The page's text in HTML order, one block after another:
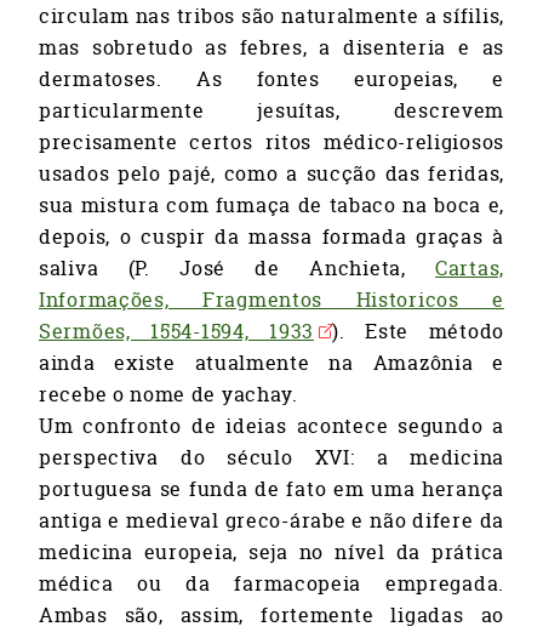
circulam nas tribos são naturalmente a sífilis,
mas sobretudo as febres, a disenteria e as
dermatoses. As fontes europeias, e
particularmente jesuítas, descrevem
precisamente certos ritos médico-religiosos
usados pelo pajé, como a sucção das feridas,
sua mistura com fumaça de tabaco na boca e,
depois, o cuspir da massa formada graças à
saliva (P. José de Anchieta,Cartas,
Informações, Fragmentos Historicos e
Sermões, 1554-1594, 1933
). Este método
ainda existe atualmente na Amazônia e
recebe o nome de yachay.
Um confronto de ideias acontece segundo a
perspectiva do século XVI: a medicina
portuguesa se funda de fato em uma herança
antiga e medieval greco-árabe e não difere da
medicina europeia, seja no nível da prática
médica ou da farmacopeia empregada.
Ambas são, assim, fortemente ligadas ao